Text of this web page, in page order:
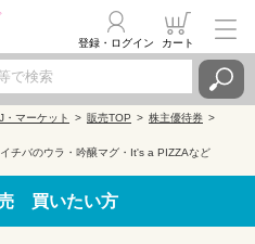
登録・ログイン カート
マーケット 販売TOP
株主優待券
チバのウラ・吟醸マグ・It's a PIZZAなど
買いたい方